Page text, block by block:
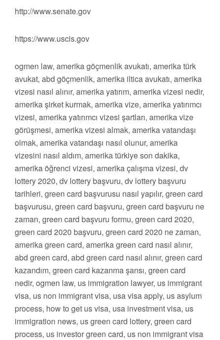
http://www.senate.gov
https://www.uscis.gov
ogmen law, amerika göçmenlik avukatı, amerika türk
avukat, abd göçmenlik, amerika iltica avukatı, amerika
vizesi nasıl alınır, amerika yatırım, amerika vizesi nedir,
amerika şirket kurmak, amerika vize, amerika yatırımcı
vizesi, amerika yatırımcı vizesi şartları, amerika vize
görüşmesi, amerika vizesi almak, amerika vatandaşı
olmak, amerika vatandaşı nasıl olunur, amerika
vizesini nasıl aldım, amerika türkiye son dakika,
amerika öğrenci vizesi, amerika çalışma vizesi, dv
lottery 2020, dv lottery başvuru, dv lottery başvuru
tarihleri, green card başvurusu nasıl yapılır, green card
başvurusu, green card başvuru, green card başvuru ne
zaman, green card başvuru formu, green card 2020,
green card 2020 başvuru, green card 2020 ne zaman,
amerika green card, amerika green card nasıl alınır,
abd green card, abd green card nasıl alınır, green card
kazandım, green card kazanma şansı, green card
nedir, ogmen law, us immigration lawyer, us immigrant
visa, us non immigrant visa, usa visa apply, us asylum
process, how to get us visa, usa investment visa, us
immigration news, us green card lottery, green card
process, us investor green card, us non immigrant visa